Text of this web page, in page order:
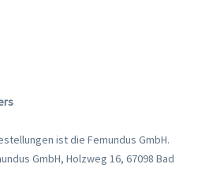
ist die Femundus GmbH.
GmbH, Holzweg 16, 67098 Bad